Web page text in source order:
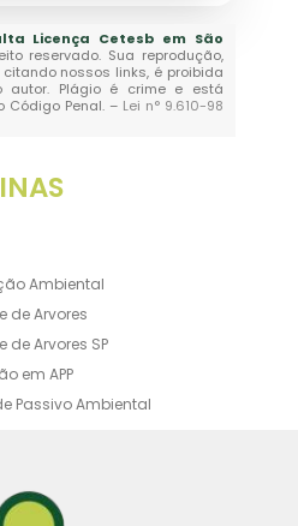
Licença Cetesb em São
reservado. Sua reprodução,
nossos links, é proibida
autor. Plágio é crime e está
Código Penal. – Lei n° 9.610-98
Ambiental
de Arvores
de Arvores SP
em APP
Passivo Ambiental
de Resíduos de